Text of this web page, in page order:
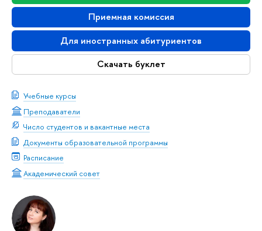
Приемная комиссия
Для иностранных абитуриентов
Скачать буклет
Учебные курсы
Преподаватели
Число студентов и вакантные места
Документы образовательной программы
Расписание
Академический совет